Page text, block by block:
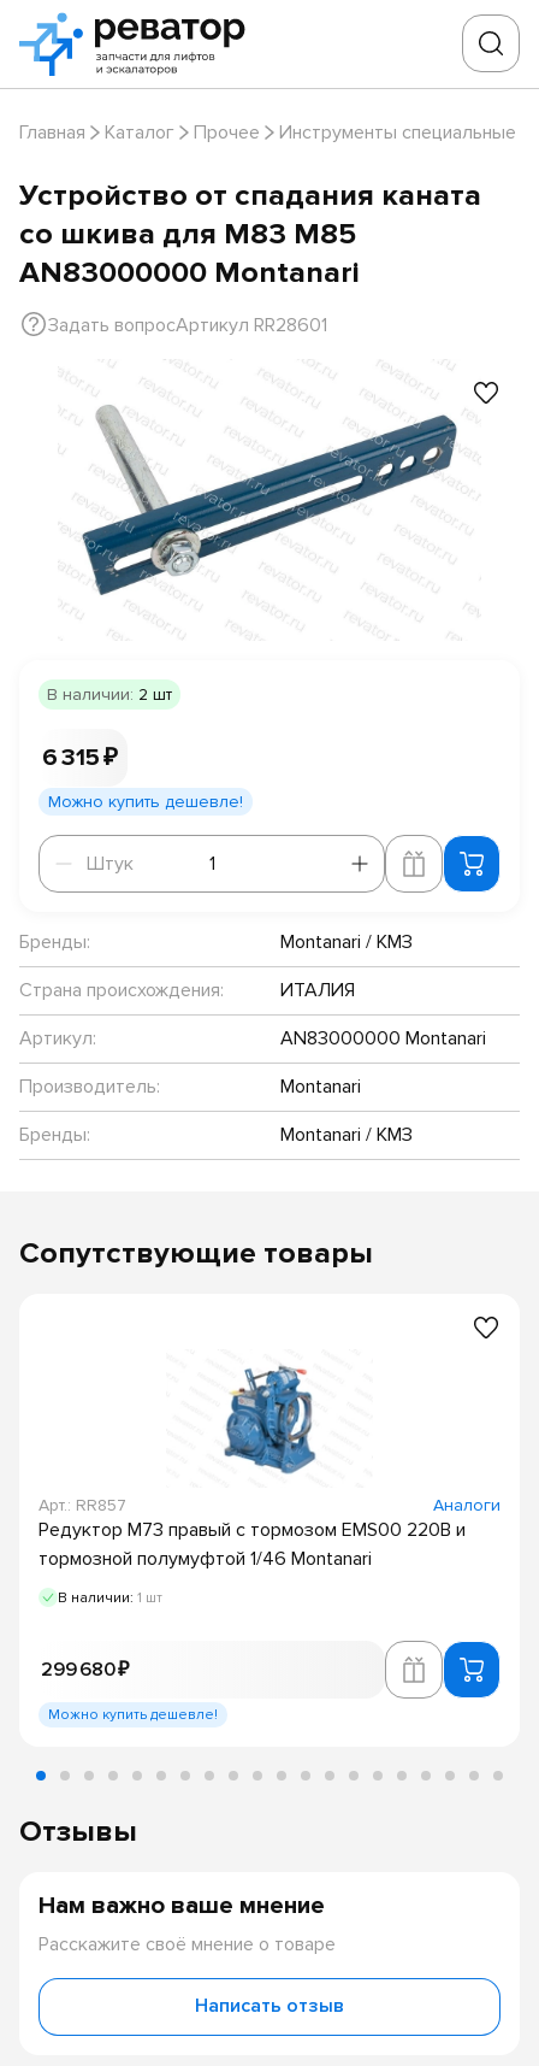
Главная Каталог Прочее Инструменты специальные
Устройство от спадания каната
со шкива для M83 M85
AN83000000 Montanari
Задать вопросАртикул RR28601
В наличии: 2 шт
6 315 ₽
Можно купить дешевле!
Штук
Штук
Бренды:
Montanari / КМЗ
Страна происхождения:
ИТАЛИЯ
Артикул:
AN83000000 Montanari
Производитель:
Montanari
Бренды:
Montanari / КМЗ
Сопутствующие товары
Арт.: RR857 Аналоги
Редуктор M73 правый с тормозом EMS00 220В и
тормозной полумуфтой 1/46 Montanari
В наличии: 1 шт
299 680 ₽
Можно купить дешевле!
Отзывы
Нам важно ваше мнение
Расскажите своё мнение о товаре
Написать отзыв